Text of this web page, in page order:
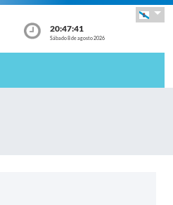
20:47:41
Sábado 8 de agosto 2026